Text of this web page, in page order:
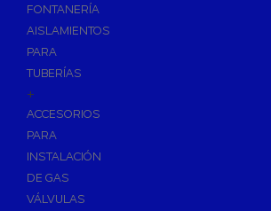
FONTANERÍA
AISLAMIENTOS
PARA
TUBERÍAS
+
ACCESORIOS
PARA
INSTALACIÓN
DE GAS
VÁLVULAS